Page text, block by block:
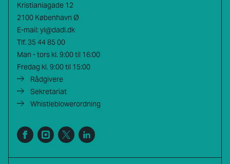
Kristianiagade 12
2100 København Ø
E-mail: yl@dadl.dk
Tlf. 35 44 85 00
Man - tors kl. 9:00 til 16:00
Fredag kl. 9:00 til 15:00
Rådgivere
Sekretariat
Whistleblowerordning